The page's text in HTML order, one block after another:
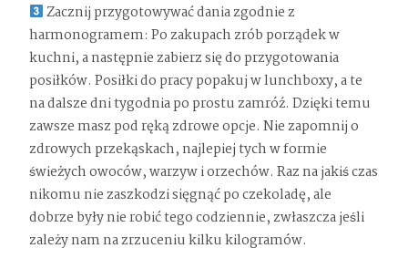
Zacznij przygotowywać dania zgodnie z
harmonogramem: Po zakupach zrób porządek w
kuchni, a następnie zabierz się do przygotowania
posiłków. Posiłki do pracy popakuj w lunchboxy, a te
na dalsze dni tygodnia po prostu zamróź. Dzięki temu
zawsze masz pod ręką zdrowe opcje. Nie zapomnij o
zdrowych przekąskach, najlepiej tych w formie
świeżych owoców, warzyw i orzechów. Raz na jakiś czas
nikomu nie zaszkodzi sięgnąć po czekoladę, ale
dobrze były nie robić tego codziennie, zwłaszcza jeśli
zależy nam na zrzuceniu kilku kilogramów.